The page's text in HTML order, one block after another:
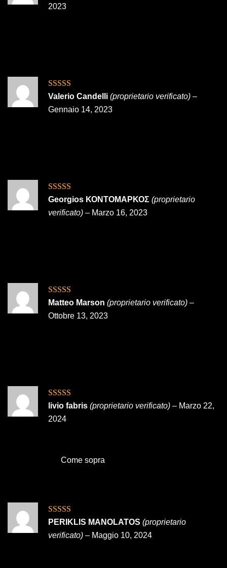
5
2023
Valutato 5su
5
Valerio Candelli (proprietario verificato) –
Gennaio 14, 2023
Valutato5su
5
Georgios ΚΟΝΤΟΜΑΡΚΟΣ (proprietario
verificato) – Marzo 16, 2023
Valutato 5su
5
Matteo Marson (proprietario verificato) –
Ottobre 13, 2023
Valutato5su
5
livio fabris (proprietario verificato) – Marzo 22,
2024
Come sopra
Valutato 5su
5
PERIKLIS MANOLATOS (proprietario
verificato) – Maggio 10, 2024